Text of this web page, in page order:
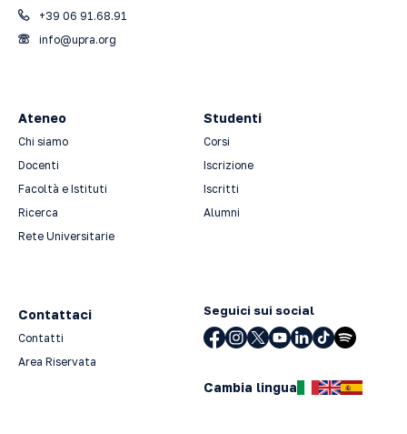
+39 06 91.68.91
info@upra.org
Ateneo
Chi siamo
Docenti
Facoltà e Istituti
Ricerca
Rete Universitarie
Studenti
Corsi
Iscrizione
Iscritti
Alumni
Contattaci
Contatti
Area Riservata
Seguici sui social
Cambia lingua